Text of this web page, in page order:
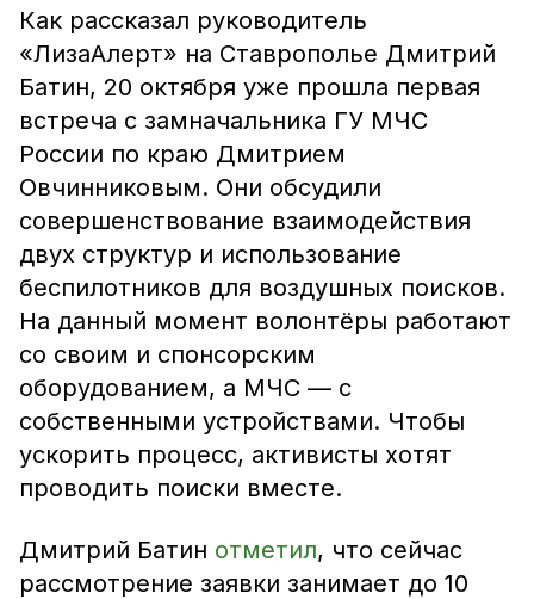
Как рассказал руководитель
«ЛизаАлерт» на Ставрополье Дмитрий
Батин, 20 октября уже прошла первая
встреча с замначальника ГУ МЧС
России по краю Дмитрием
Овчинниковым. Они обсудили
совершенствование взаимодействия
двух структур и использование
беспилотников для воздушных поисков.
На данный момент волонтёры работают
со своим и спонсорским
оборудованием, а МЧС — с
собственными устройствами. Чтобы
ускорить процесс, активисты хотят
проводить поиски вместе.
Дмитрий Батин отметил, что сейчас
рассмотрение заявки занимает до 10